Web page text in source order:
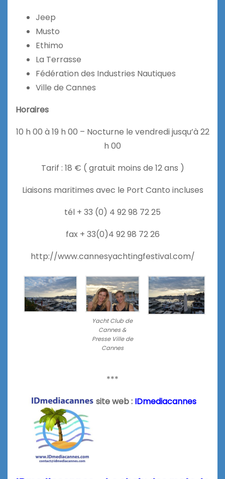
Jeep
Musto
Ethimo
La Terrasse
Fédération des Industries Nautiques
Ville de Cannes
Horaires
10 h 00 à 19 h 00 – Nocturne le vendredi jusqu’à 22
h 00
Tarif : 18 € ( gratuit moins de 12 ans )
Liaisons maritimes avec le Port Canto incluses
tél + 33 (0) 4 92 98 72 25
fax + 33(0)4 92 98 72 26
http://www.cannesyachtingfestival.com/
Yacht Club de
Cannes &
Presse Ville de
Cannes
***
site web : IDmediacannes